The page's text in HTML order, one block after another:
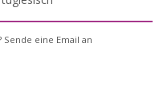
eine Email an